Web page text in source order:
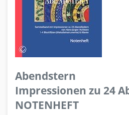
Abendstern
Impressionen zu 24
NOTENHEFT